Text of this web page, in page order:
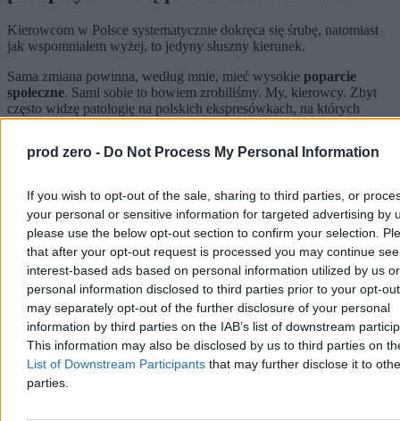
prod zero - Do Not Process My Personal Information
If you wish to opt-out of the sale, sharing to third parties, or
your personal or sensitive information for targeted advertising by
please use the below opt-out section to confirm your selection.
that after your opt-out request is processed you may continue
interest-based ads based on personal information utilized by us or
personal information disclosed to third parties prior to your opt-
may separately opt-out of the further disclosure of your personal
information by third parties on the IAB’s list of downstream
This information may also be disclosed by us to third parties on
List of Downstream Participants that may further disclose it to
parties.
Kierowcom w Polsce systematycznie dokręca się śrubę, natomiast
jak wspomniałem wyżej, to jedyny słuszny kierunek.
Sama zmiana powinna, według mnie, mieć wysokie poparcie
społeczne. Sami sobie to bowiem zrobiliśmy. My, kierowcy. Zbyt
często widzę patologię na polskich ekspresówkach, na których
prawym pasem da się jechać maksymalnie 100 km/h, a na lewym
zderzaku.
dziwić się piratom drogowym, że lecą „dwie paki” na ekspresówce,
skoro policja nie była w stanie takiego popisu odpowiednio
uhonorować. Rozporządzenie MSWiA to więc krok w dobrą stronę.
Reklama